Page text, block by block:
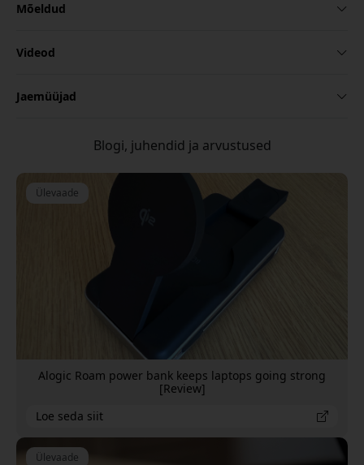
Mõeldud
Videod
Jaemüüjad
Blogi, juhendid ja arvustused
Ülevaade
Alogic Roam power bank keeps laptops going strong
[Review]
Loe seda siit
Ülevaade